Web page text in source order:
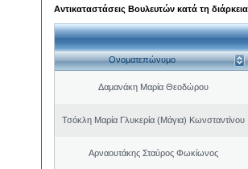
Αντικαταστάσεις Βουλευτών κατά τη
Ονοματεπώνυμο
Δαμανάκη Μαρία Θεοδώρου
Τσόκλη Μαρία Γλυκερία (Μάγια) Κωνσταντίνου
Αρναουτάκης Σταύρος Φωκίωνος